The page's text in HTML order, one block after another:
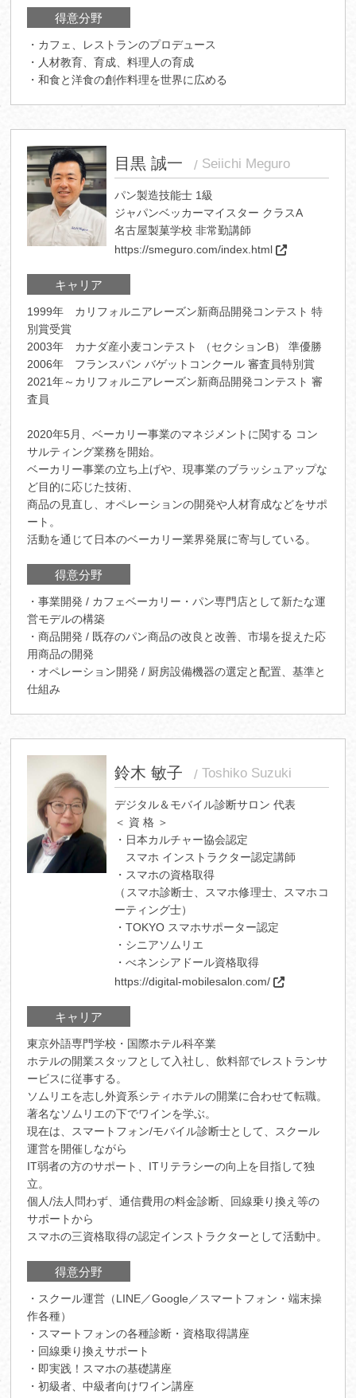
得意分野
・カフェ、レストランのプロデュース
・人材教育、育成、料理人の育成
・和食と洋食の創作料理を世界に広める
キャリア
1999年 カリフォルニアレーズン新商品開発コンテスト 特
別賞受賞
2003年 カナダ産小麦コンテスト （セクションB） 準優勝
2006年 フランスパン バゲットコンクール 審査員特別賞
2021年～カリフォルニアレーズン新商品開発コンテスト 審
査員
2020年5月、ベーカリー事業のマネジメントに関する コン
サルティング業務を開始。
ベーカリー事業の立ち上げや、現事業のブラッシュアップな
ど目的に応じた技術、
商品の見直し、オペレーションの開発や人材育成などをサポ
ート。
活動を通じて日本のベーカリー業界発展に寄与している。
得意分野
・事業開発 / カフェベーカリー・パン専門店として新たな運
営モデルの構築
・商品開発 / 既存のパン商品の改良と改善、市場を捉えた応
用商品の開発
・オペレーション開発 / 厨房設備機器の選定と配置、基準と
仕組み
目黒 誠一 Seiichi Meguro
パン製造技能士 1級
ジャパンベッカーマイスター クラスA
名古屋製菓学校 非常勤講師
https://smeguro.com/index.html
キャリア
東京外語専門学校・国際ホテル科卒業
ホテルの開業スタッフとして入社し、飲料部でレストランサ
ービスに従事する。
ソムリエを志し外資系シティホテルの開業に合わせて転職。
著名なソムリエの下でワインを学ぶ。
現在は、スマートフォン/モバイル診断士として、スクール
運営を開催しながら
IT弱者の方のサポート、ITリテラシーの向上を目指して独
立。
個人/法人問わず、通信費用の料金診断、回線乗り換え等の
サポートから
スマホの三資格取得の認定インストラクターとして活動中。
得意分野
・スクール運営（LINE／Google／スマートフォン・端末操
作各種）
・スマートフォンの各種診断・資格取得講座
・回線乗り換えサポート
・即実践！スマホの基礎講座
・初級者、中級者向けワイン講座
鈴木 敏子 Toshiko Suzuki
デジタル＆モバイル診断サロン 代表
＜ 資 格 ＞
・日本カルチャー協会認定
スマホ インストラクター認定講師
・スマホの資格取得
（スマホ診断士、スマホ修理士、スマホコ
ーティング士）
・TOKYO スマホサポーター認定
・シニアソムリエ
・べネンシアドール資格取得
https://digital-mobilesalon.com/